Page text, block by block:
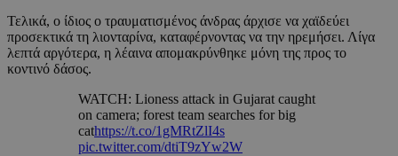
Τελικά, ο ίδιος ο τραυματισμένος άνδρας άρχισε να χαϊδεύει
προσεκτικά τη λιονταρίνα, καταφέρνοντας να την ηρεμήσει. Λίγα
λεπτά αργότερα, η λέαινα απομακρύνθηκε μόνη της προς το
κοντινό δάσος.
WATCH: Lioness attack in Gujarat caught
on camera; forest team searches for big
cathttps://t.co/1gMRtZlI4s
pic.twitter.com/dtiT9zYw2W